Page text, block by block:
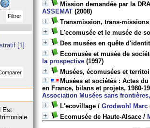
Mission demandée par la
ASSEMAT (2008)
Transmission, trans-
L'ecomusée et le musée de
Des musées en quête
Ecomusée et musée de
la prospective (1997)
Musées, écomusées et
Musées et sociétés : Actes
en France, bilans et projets, 1980-
Association Musées sans
L'ecovillage /Grodwohl Marc
Ecomusée de Haute-Alsace /
[1]
Est